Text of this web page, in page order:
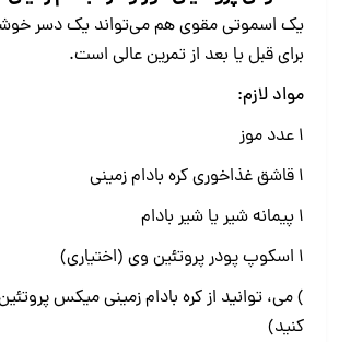
یک اسموتی مقوی هم می‌تواند یک دسر
برای قبل یا بعد از تمرین عالی است.
مواد لازم:
۱ عدد موز
۱ قاشق غذاخوری کره بادام زمینی
۱ پیمانه شیر یا شیر بادام
۱ اسکوپ پودر پروتئین وی (اختیاری)
) می، توانید از کره بادام زمینی میکس
کنید)